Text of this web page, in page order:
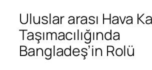
Uluslar arası Hava
Taşımacılığında
Bangladeş’in Rolü